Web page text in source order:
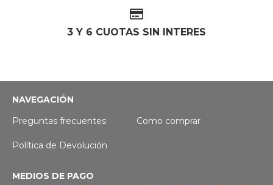
3 Y 6 CUOTAS SIN INTERES
NAVEGACIÓN
Preguntas frecuentes
Como comprar
Política de Devolución
MEDIOS DE PAGO